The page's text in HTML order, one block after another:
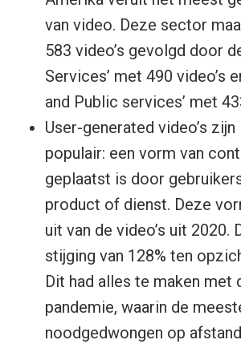
van video. Deze sector
583 video’s gevolgd door
Services’ met 490 video’s
and Public services’ met
User-generated video’s
populair: een vorm van
geplaatst is door
product of dienst. Deze
uit van de video’s uit 2020.
stijging van 128% ten
Dit had alles te maken met
pandemie, waarin de
noodgedwongen op